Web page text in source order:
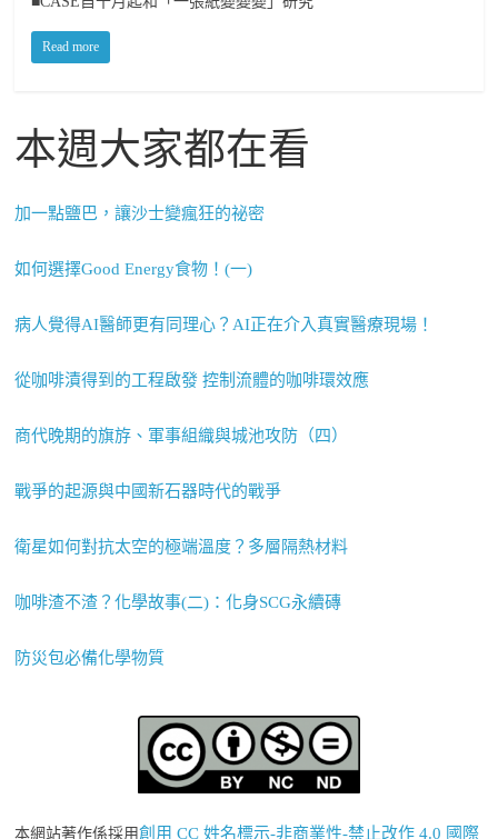
Read more
本週大家都在看
加一點鹽巴，讓沙士變瘋狂的祕密
如何選擇Good Energy食物！(一)
病人覺得AI醫師更有同理心？AI正在介入真實醫療現場！
從咖啡漬得到的工程啟發 控制流體的咖啡環效應
商代晚期的旗斿、軍事組織與城池攻防（四）
戰爭的起源與中國新石器時代的戰爭
衛星如何對抗太空的極端溫度？多層隔熱材料
咖啡渣不渣？化學故事(二)：化身SCG永續磚
防災包必備化學物質
本網站著作係採用創用 CC 姓名標示-非商業性-禁止改作 4.0 國際